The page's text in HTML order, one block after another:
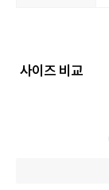
사이즈 비교